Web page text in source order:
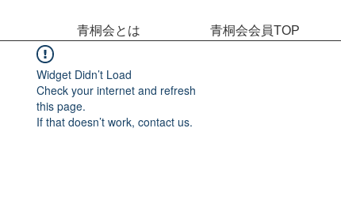
青桐会とは 青桐会会員TOP
Widget Didn’t Load
Check your internet and refresh
this page.
If that doesn’t work, contact us.